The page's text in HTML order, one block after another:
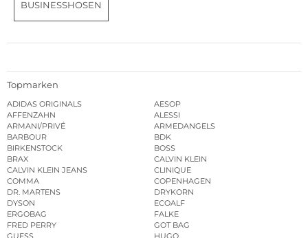
BUSINESSHOSEN
Topmarken
ADIDAS ORIGINALS
AESOP
AFFENZAHN
ALESSI
ARMANI/PRIVÉ
ARMEDANGELS
BARBOUR
BDK
BIRKENSTOCK
BOSS
BRAX
CALVIN KLEIN
CALVIN KLEIN JEANS
CLINIQUE
COMMA
COPENHAGEN
DR. MARTENS
DRYKORN
DYSON
ECOALF
ERGOBAG
FALKE
FRED PERRY
GOT BAG
GUESS
HUGO